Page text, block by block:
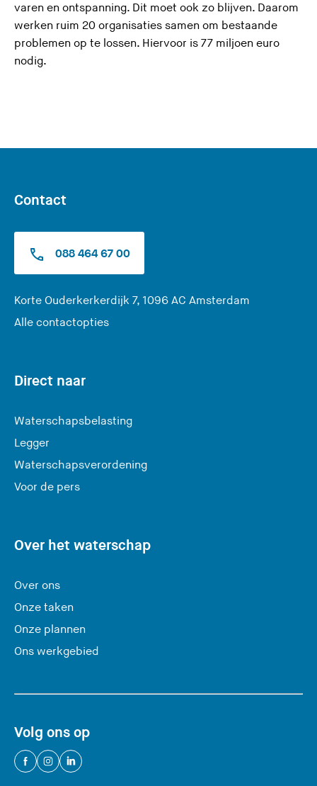
varen en ontspanning. Dit moet ook zo blijven. Daarom
werken ruim 20 organisaties samen om bestaande
problemen op te lossen. Hiervoor is 77 miljoen euro
nodig.
Contact
088 464 67 00
Korte Ouderkerkerdijk 7, 1096 AC Amsterdam
Alle contactopties
Direct naar
Waterschapsbelasting
Legger
Waterschapsverordening
Voor de pers
Over het waterschap
Over ons
Onze taken
Onze plannen
Ons werkgebied
Volg ons op
(
(
(